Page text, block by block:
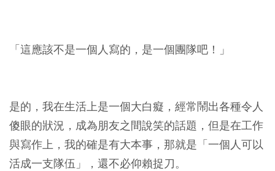
「這應該不是一個人寫的，是一個團隊吧！」
是的，我在生活上是一個大白癡，經常鬧出各種令人
傻眼的狀況，成為朋友之間說笑的話題，但是在工作
與寫作上，我的確是有大本事，那就是「一個人可以
活成一支隊伍」，還不必仰賴捉刀。